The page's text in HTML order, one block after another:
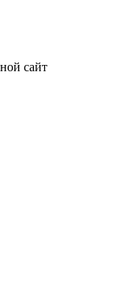
сайт